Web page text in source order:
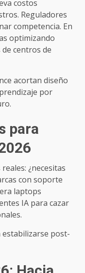
costos
Reguladores
competencia. En
optimizando
centros de
acortan diseño
por
para
¿necesitas
con soporte
laptops
IA para cazar
post-